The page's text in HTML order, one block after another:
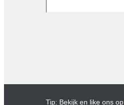
Tip: Bekijk en like ons op